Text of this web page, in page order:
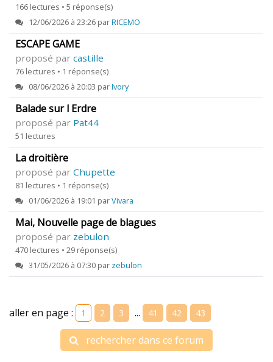
166 lectures • 5 réponse(s)
12/06/2026 à 23:26 parRICEMO
ESCAPE GAME
proposé par castille
76 lectures • 1 réponse(s)
08/06/2026 à 20:03 parIvory
Balade sur l Erdre
proposé par Pat44
51 lectures
La droitière
proposé par Chupette
81 lectures • 1 réponse(s)
01/06/2026 à 19:01 parVivara
Mai, Nouvelle page de blagues
proposé par zebulon
470 lectures • 29 réponse(s)
31/05/2026 à 07:30 par zebulon
aller en page : 1 2 3 ... 41 42 43
rechercher dans ce forum